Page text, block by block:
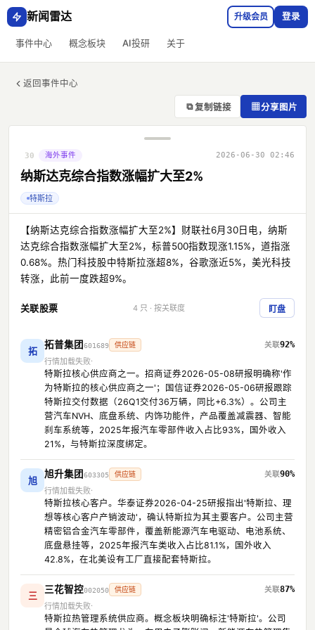
新闻雷达
事件中心 概念板块 AI投研 关于
升级会员 登录
返回事件中心
⧉ 复制链接 ▦分享图片
30 海外事件 2026-06-30 02:46
纳斯达克综合指数涨幅扩大至2%
特斯拉
【纳斯达克综合指数涨幅扩大至2%】财联社6月30日电，纳斯
达克综合指数涨幅扩大至2%，标普500指数现涨1.15%，道指涨
0.68%。热门科技股中特斯拉涨超8%，谷歌涨近5%，美光科技
转涨，此前一度跌超9%。
关联股票 4 只 · 按关联度 盯盘
拓
拓普集团601689 供应链
92%
行情加载失败
特斯拉核心供应商之一。招商证券2026-05-08研报明确称'作
为特斯拉的核心供应商之一'；国信证券2026-05-06研报跟踪
特斯拉交付数据（26Q1交付36万辆，同比+6.3%）。公司主
营汽车NVH、底盘系统、内饰功能件，产品覆盖减震器、智能
刹车系统等，2025年报汽车零部件收入占比93%，国外收入
21%，与特斯拉深度绑定。
旭
旭升集团603305 供应链
90%
行情加载失败
特斯拉核心客户。华泰证券2026-04-25研报指出'特斯拉、理
想等核心客户产销波动'，确认特斯拉为其主要客户。公司主营
精密铝合金汽车零部件，覆盖新能源汽车电驱动、电池系统、
底盘悬挂等，2025年报汽车类收入占比81.1%，国外收入
42.8%，在北美设有工厂直接配套特斯拉。
三
三花智控002050 供应链
87%
行情加载失败
特斯拉热管理系统供应商。概念板块明确标注'特斯拉'。公司